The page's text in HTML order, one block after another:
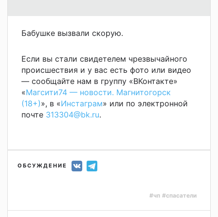
Бабушке вызвали скорую.
Если вы стали свидетелем чрезвычайного
происшествия и у вас есть фото или видео
— сообщайте нам в группу «ВКонтакте»
«Магсити74 — новости. Магнитогорск
(18+)», в «Инстаграм» или по электронной
почте 313304@bk.ru.
ОБСУЖДЕНИЕ
#чп #спасатели